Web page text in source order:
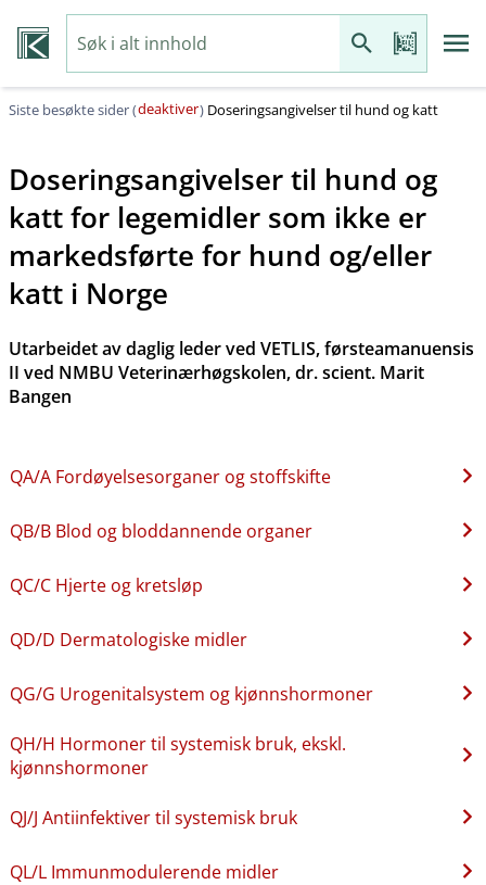
Siste besøkte sider (deaktiver) Doseringsangivelser til hund og katt
Doseringsangivelser til hund og
katt for legemidler som ikke er
markedsførte for hund og​/​eller
katt i Norge
Utarbeidet av daglig leder ved VETLIS, førsteamanuensis
II ved NMBU Veterinærhøgskolen, dr. scient. Marit
Bangen
QA​/​A Fordøyelsesorganer og stoffskifte
QB​/​B Blod og bloddannende organer
QC​/​C Hjerte og kretsløp
QD​/​D Dermatologiske midler
QG​/​G Urogenitalsystem og kjønnshormoner
QH​/​H Hormoner til systemisk bruk, ekskl.
kjønnshormoner
QJ​/​J Antiinfektiver til systemisk bruk
QL​/​L Immunmodulerende midler